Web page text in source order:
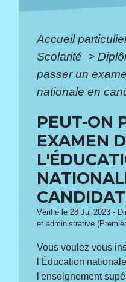
Accueil
Scolarité >
passer un
nationale en
PEUT-ON
EXAMEN
Vérifié le 28 Jul 2023 -
et administrative
Vous voulez vous
l'Éducation
l'enseignement